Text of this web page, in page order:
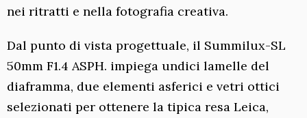
nei ritratti e nella fotografia creativa.
Dal punto di vista progettuale, il Summilux-SL
50mm F1.4 ASPH. impiega undici lamelle del
diaframma, due elementi asferici e vetri ottici
selezionati per ottenere la tipica resa Leica,